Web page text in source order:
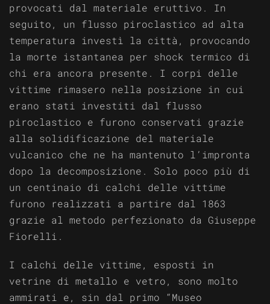
provocati dal materiale eruttivo. In
seguito, un flusso piroclastico ad alta
temperatura investì la città, provocando
la morte istantanea per shock termico di
chi era ancora presente. I corpi delle
vittime rimasero nella posizione in cui
erano stati investiti dal flusso
piroclastico e furono conservati grazie
alla solidificazione del materiale
vulcanico che ne ha mantenuto l’impronta
dopo la decomposizione. Solo poco più di
un centinaio di calchi delle vittime
furono realizzati a partire dal 1863
grazie al metodo perfezionato da Giuseppe
Fiorelli.
I calchi delle vittime, esposti in
vetrine di metallo e vetro, sono molto
ammirati e, sin dal primo “Museo